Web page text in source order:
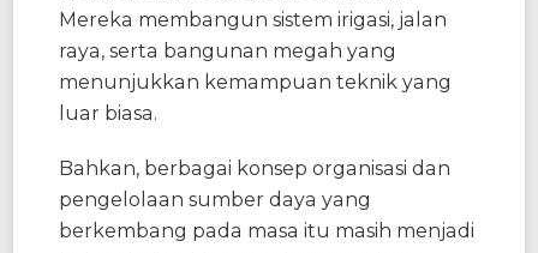
Mereka membangun sistem irigasi, jalan
raya, serta bangunan megah yang
menunjukkan kemampuan teknik yang
luar biasa.
Bahkan, berbagai konsep organisasi dan
pengelolaan sumber daya yang
berkembang pada masa itu masih menjadi